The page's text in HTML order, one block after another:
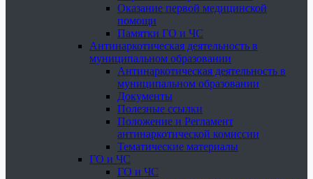
Оказание первой медицинской
помощи
Памятки ГО и ЧС
Антинаркотическая деятельность в
муниципальном образовании
Антинаркотическая деятельность в
муниципальном образовании
Документы
Полезные ссылки
Положение и Регламент
антинаркотической комиссии
Тематические материалы
ГО и ЧС
ГО и ЧС